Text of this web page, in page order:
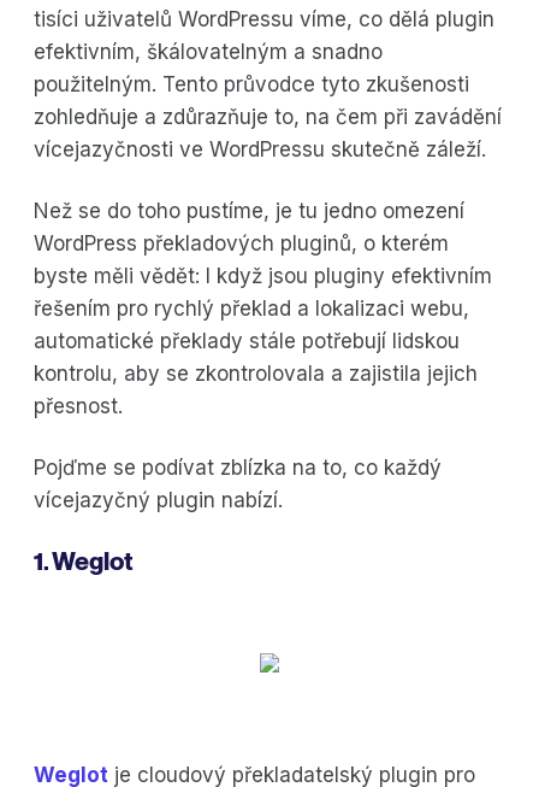
tisíci uživatelů WordPressu víme, co dělá plugin
efektivním, škálovatelným a snadno
použitelným. Tento průvodce tyto zkušenosti
zohledňuje a zdůrazňuje to, na čem při zavádění
vícejazyčnosti ve WordPressu skutečně záleží.
Než se do toho pustíme, je tu jedno omezení
WordPress překladových pluginů, o kterém
byste měli vědět: I když jsou pluginy efektivním
řešením pro rychlý překlad a lokalizaci webu,
automatické překlady stále potřebují lidskou
kontrolu, aby se zkontrolovala a zajistila jejich
přesnost.
Pojďme se podívat zblízka na to, co každý
vícejazyčný plugin nabízí.
1. Weglot
Weglot je cloudový překladatelský plugin pro